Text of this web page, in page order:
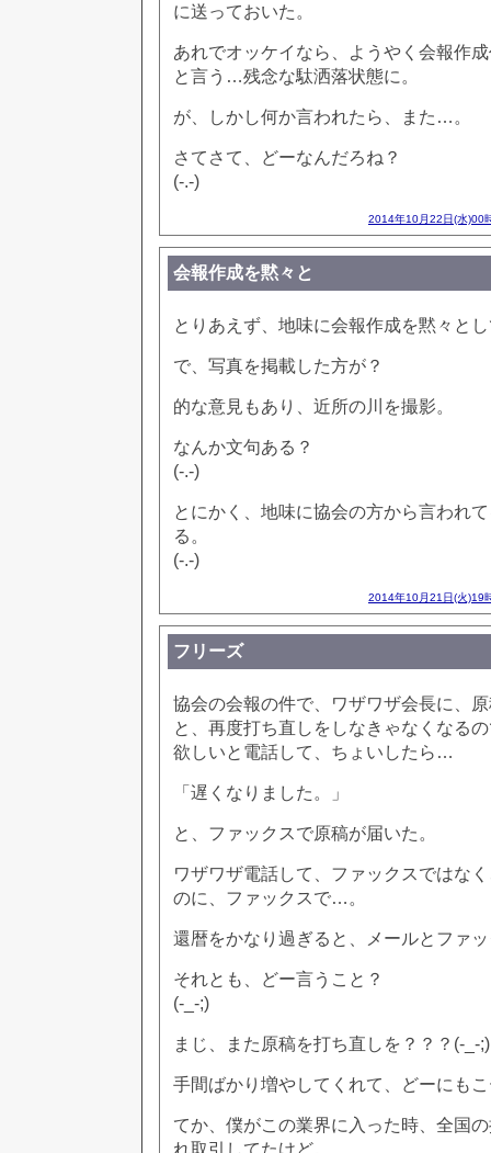
に送っておいた。
あれでオッケイなら、ようやく会報作
と言う…残念な駄洒落状態に。
が、しかし何か言われたら、また…。
さてさて、どーなんだろね？
(-.-)
2014年10月22日(水)00
会報作成を黙々と
とりあえず、地味に会報作成を黙々と
で、写真を掲載した方が？
的な意見もあり、近所の川を撮影。
なんか文句ある？
(-.-)
とにかく、地味に協会の方から言われ
る。
(-.-)
2014年10月21日(火)19
フリーズ
協会の会報の件で、ワザワザ会長に、
と、再度打ち直しをしなきゃなくなる
欲しいと電話して、ちょいしたら…
「遅くなりました。」
と、ファックスで原稿が届いた。
ワザワザ電話して、ファックスではな
のに、ファックスで…。
還暦をかなり過ぎると、メールとファ
それとも、どー言うこと？
(-_-;)
まじ、また原稿を打ち直しを？？？(-_-;)
手間ばかり増やしてくれて、どーにも
てか、僕がこの業界に入った時、全国
れ取引してたけど。